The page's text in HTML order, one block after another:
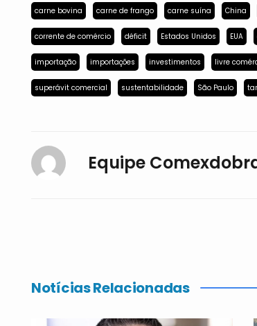
carne bovina carne de frango carne suína China
corrente de comércio déficit Estados Unidos EUA
importação importações investimentos livre
superávit comercial sustentabilidade São Paulo
Equipe
Notícias Relacionadas